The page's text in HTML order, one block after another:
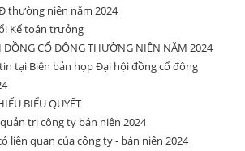
thường niên năm 2024
Kế toán trưởng
ĐỒNG CỔ ĐÔNG THƯỜNG NIÊN NĂM 2024
tại Biên bản họp Đại hội đồng cổ đông
BIỂU QUYẾT
trị công ty bán niên 2024
liên quan của công ty - bán niên 2024